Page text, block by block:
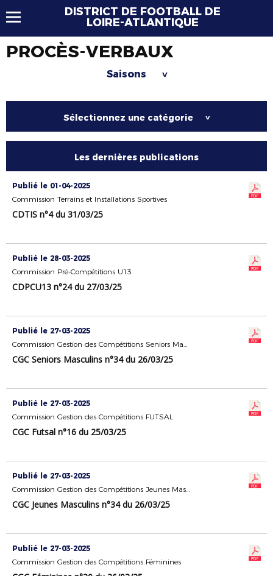
DISTRICT DE FOOTBALL DE
LOIRE-ATLANTIQUE
PROCÈS-VERBAUX
Saisons >
Sélectionnez une catégorie >
Les dernières publications
Publié le 01-04-2025
Commission Terrains et Installations Sportives
CDTIS n°4 du 31/03/25
Publié le 28-03-2025
Commission Pré-Compétitions U13
CDPCU13 n°24 du 27/03/25
Publié le 27-03-2025
Commission Gestion des Compétitions Seniors Masculins
CGC Seniors Masculins n°34 du 26/03/25
Publié le 27-03-2025
Commission Gestion des Compétitions FUTSAL
CGC Futsal n°16 du 25/03/25
Publié le 27-03-2025
Commission Gestion des Compétitions Jeunes Masculins
CGC Jeunes Masculins n°34 du 26/03/25
Publié le 27-03-2025
Commission Gestion des Compétitions Féminines